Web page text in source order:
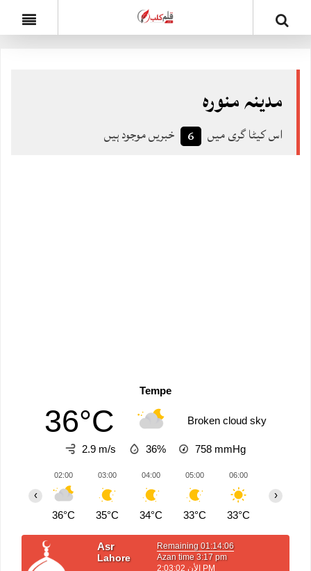
مدینہ منورہ
اس کیٹا گری میں 6 خبریں موجود ہیں
Tempe
36°C Broken cloud sky
2.9 m/s 36% 758 mmHg
02:00
36°C
03:00
35°C
04:00
34°C
05:00
33°C
06:00
33°C
‹ ›